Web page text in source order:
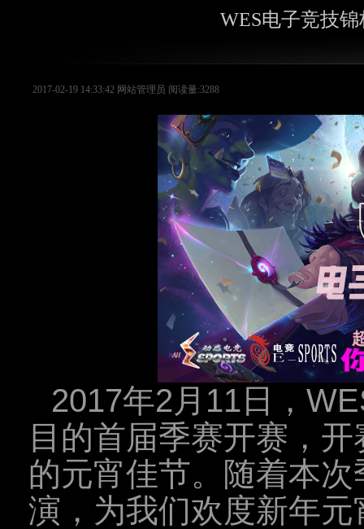
WES电子竞技
2017-02-19 14:33:42 网站管理员 阅读量:3288
2017年2月11日，
目的首届季赛开赛，
的元宵佳节。随着本
演，为我们欢度新年